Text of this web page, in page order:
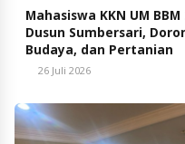
Mahasiswa KKN UM
Dusun Sumbersari,
Budaya, dan Pertanian
26 Juli 2026